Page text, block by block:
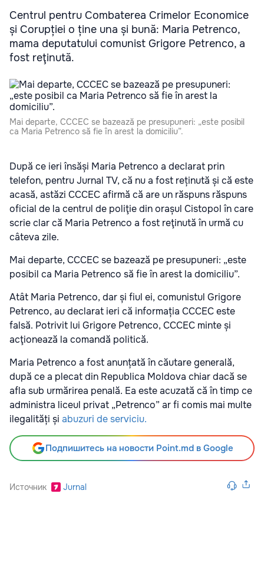
Centrul pentru Combaterea Crimelor Economice
și Corupției o ține una și bună: Maria Petrenco,
mama deputatului comunist Grigore Petrenco, a
fost reţinută.
Mai departe, CCCEC se bazează pe presupuneri: „este posibil
ca Maria Petrenco să fie în arest la domiciliu”.
După ce ieri însăși Maria Petrenco a declarat prin
telefon, pentru Jurnal TV, că nu a fost reținută și că este
acasă, astăzi CCCEC afirmă că are un răspuns răspuns
oficial de la centrul de poliţie din orașul Cistopol în care
scrie clar că Maria Petrenco a fost reţinută în urmă cu
câteva zile.
Mai departe, CCCEC se bazează pe presupuneri: „este
posibil ca Maria Petrenco să fie în arest la domiciliu”.
Atât Maria Petrenco, dar și fiul ei, comunistul Grigore
Petrenco, au declarat ieri că informația CCCEC este
falsă. Potrivit lui Grigore Petrenco, CCCEC minte și
acţionează la comandă politică.
Maria Petrenco a fost anunțată în căutare generală,
după ce a plecat din Republica Moldova chiar dacă se
afla sub urmărirea penală. Ea este acuzată că în timp ce
administra liceul privat „Petrenco” ar fi comis mai multe
ilegalități și abuzuri de serviciu.
Подпишитесь на новости Point.md в Google
Источник Jurnal